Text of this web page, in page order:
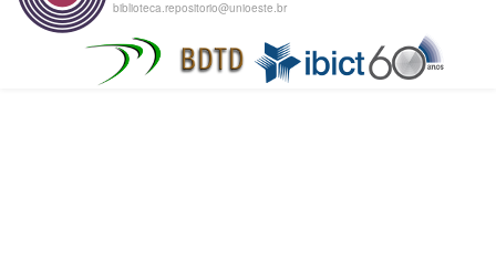
biblioteca.repositorio@unioeste.br